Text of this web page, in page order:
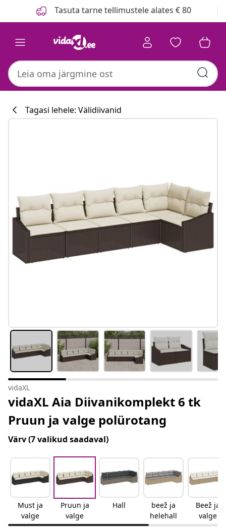
Tasuta tarne tellimustele alates € 80
#sharemevidaxl
Tagasi lehele: Välidiivanid
vidaXL
vidaXL Aia Diivanikomplekt 6 tk
Pruun ja valge polürotang
Värv(7 valikud saadaval)
Must ja
valge
Pruun ja
valge
Hall
beež ja
helehall
Beež ja
valge